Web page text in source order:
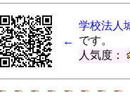
←
学校法人
です。
人気度：